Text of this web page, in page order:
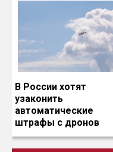
В России хотят
узаконить
автоматические
штрафы с дронов